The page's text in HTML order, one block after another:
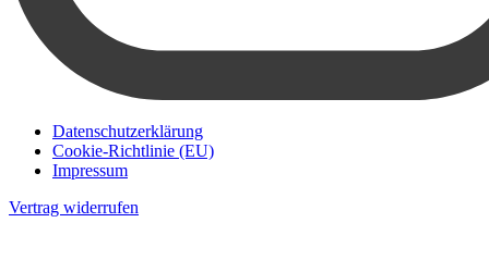
Datenschutzerklärung
Cookie-Richtlinie (EU)
Impressum
Vertrag widerrufen